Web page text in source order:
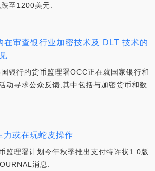
至1200美元.
在审查银行业加密技术及 DLT 技术的
银行的货币监理署OCC正在就国家银行和
动寻求公众反馈,其中包括与加密货币和数
力或在玩蛇皮操作
监理署计划今年秋季推出支付特许状1.0版
消息.